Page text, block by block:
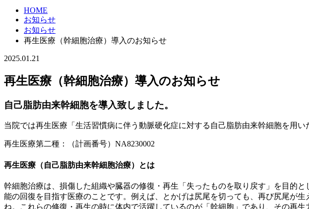
HOME
お知らせ
お知らせ
再生医療（幹細胞治療）導入のお知らせ
2025.01.21
再生医療（幹細胞治療）導入のお知らせ
自己脂肪由来幹細胞を導入致しました。
当院では再生医療「生活習慣病に伴う動脈硬化症に対する自己脂肪由来幹細胞を用い
再生医療第二種：（計画番号）NA8230002
再生医療（自己脂肪由来幹細胞治療）とは
幹細胞治療は、損傷した組織や臓器の修復・再生「失ったものを取り戻す」を目的
能の回復を目指す医療のことです。例えば、とかげは尻尾を切っても、再び尻尾が
ね。これらの修復・再生の時に体内で活躍しているのが「幹細胞」であり、その再